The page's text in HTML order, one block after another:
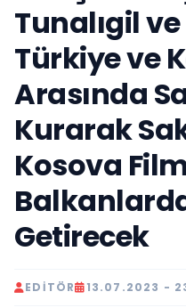
Tunalıgil
Türkiye ve
Arasında
Kurarak
Kosova
Getirecek
EDITÖR 13.07.2023 -